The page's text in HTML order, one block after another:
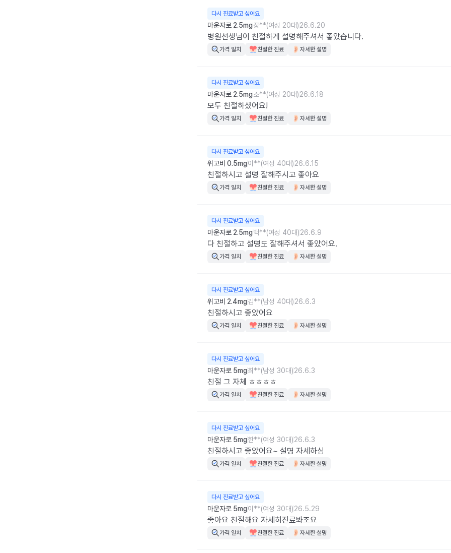
다시 진료받고 싶어요
마운자로 2.5mg장**(여성 20대)26.6.20
병원선생님이 친절하게 설명해주셔서 좋았습니다.
가격 일치 친절한 진료 자세한 설명
다시 진료받고 싶어요
마운자로 2.5mg조**(여성 20대)26.6.18
모두 친절하셨어요!
가격 일치 친절한 진료 자세한 설명
다시 진료받고 싶어요
위고비 0.5mg이**(여성 40대)26.6.15
친절하시고 설명 잘해주시고 좋아요
가격 일치 친절한 진료 자세한 설명
다시 진료받고 싶어요
마운자로 2.5mg백**(여성 40대)26.6.9
다 친절하고 설명도 잘해주셔서 좋았어요.
가격 일치 친절한 진료 자세한 설명
다시 진료받고 싶어요
위고비 2.4mg김**(남성 40대)26.6.3
친절하시고 좋았어요
가격 일치 친절한 진료 자세한 설명
다시 진료받고 싶어요
마운자로 5mg최**(남성 30대)26.6.3
친절 그 자체 ㅎㅎㅎㅎ
가격 일치 친절한 진료 자세한 설명
다시 진료받고 싶어요
마운자로 5mg한**(여성 30대)26.6.3
친절하시고 좋았어요~ 설명 자세하심
가격 일치 친절한 진료 자세한 설명
다시 진료받고 싶어요
마운자로 5mg이**(여성 30대)26.5.29
좋아요 친절해요 자세히진료봐조요
가격 일치 친절한 진료 자세한 설명